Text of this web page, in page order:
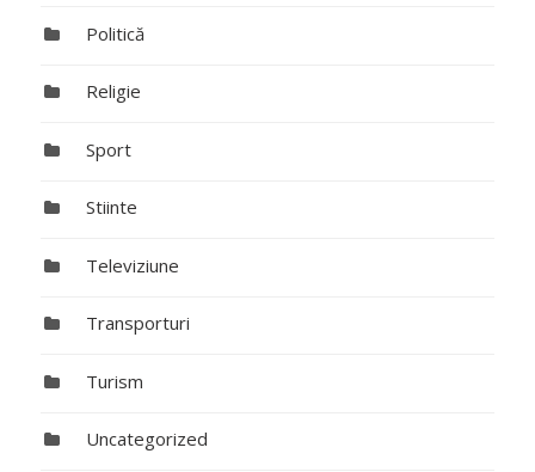
Politică
Religie
Sport
Stiinte
Televiziune
Transporturi
Turism
Uncategorized